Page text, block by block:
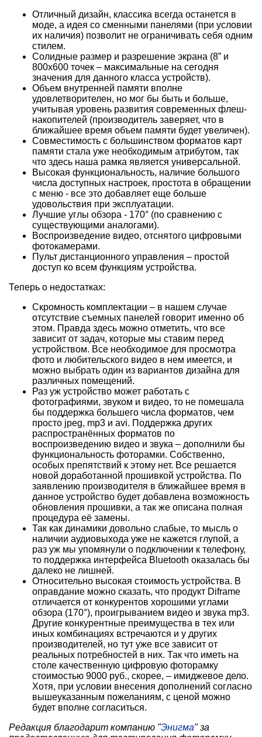
Отличный дизайн, классика всегда останется в
моде, а идея со сменными панелями (при условии
их наличия) позволит не ограничивать себя одним
стилем.
Солидные размер и разрешение экрана (8” и
800х600 точек – максимальные на сегодня
значения для данного класса устройств).
Объем внутренней памяти вполне
удовлетворителен, но мог бы быть и больше,
учитывая уровень развития современных флеш-
накопителей (производитель заверяет, что в
ближайшее время объем памяти будет увеличен).
Совместимость с большинством форматов карт
памяти стала уже необходимым атрибутом, так
что здесь наша рамка является универсальной.
Высокая функциональность, наличие большого
числа доступных настроек, простота в обращении
с меню - все это добавляет еще больше
удовольствия при эксплуатации.
Лучшие углы обзора - 170° (по сравнению с
существующими аналогами).
Воспроизведение видео, отснятого цифровыми
фотокамерами.
Пульт дистанционного управления – простой
доступ ко всем функциям устройства.
Теперь о недостатках:
Скромность комплектации – в нашем случае
отсутствие съемных панелей говорит именно об
этом. Правда здесь можно отметить, что все
зависит от задач, которые мы ставим перед
устройством. Все необходимое для просмотра
фото и любительского видео в нем имеется, и
можно выбрать один из вариантов дизайна для
различных помещений.
Раз уж устройство может работать с
фотографиями, звуком и видео, то не помешала
бы поддержка большего числа форматов, чем
просто jpeg, mp3 и avi. Поддержка других
распространённых форматов по
воспроизведению видео и звука – дополнили бы
функциональность фоторамки. Собственно,
особых препятствий к этому нет. Все решается
новой доработанной прошивкой устройства. По
заявлению производителя в ближайшее время в
данное устройство будет добавлена возможность
обновления прошивки, а так же описана полная
процедура её замены.
Так как динамики довольно слабые, то мысль о
наличии аудиовыхода уже не кажется глупой, а
раз уж мы упомянули о подключении к телефону,
то поддержка интерфейса Bluetooth оказалась бы
далеко не лишней.
Относительно высокая стоимость устройства. В
оправдание можно сказать, что продукт Diframe
отличается от конкурентов хорошими углами
обзора (170°), проигрыванием видео и звука mp3.
Другие конкурентные преимущества в тех или
иных комбинациях встречаются и у других
производителей, но тут уже все зависит от
реальных потребностей в них. Так что иметь на
столе качественную цифровую фоторамку
стоимостью 9000 руб., скорее, – имиджевое дело.
Хотя, при условии внесения дополнений согласно
вышеуказанным пожеланиям, с ценой можно
будет вполне согласиться.
Редакция благодарит компанию "Энигма" за